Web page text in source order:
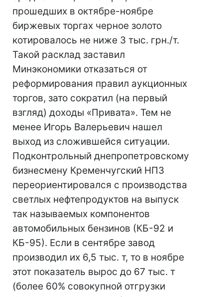
прошедших в октябре-ноябре
биржевых торгах черное золото
котировалось не ниже 3 тыс. грн./т.
Такой расклад заставил
Минэкономики отказаться от
реформирования правил аукционных
торгов, зато сократил (на первый
взгляд) доходы «Привата». Тем не
менее Игорь Валерьевич нашел
выход из сложившейся ситуации.
Подконтрольный днепропетровскому
бизнесмену Кременчугский НПЗ
переориентировался с производства
светлых нефтепродуктов на выпуск
так называемых компонентов
автомобильных бензинов (КБ-92 и
КБ-95). Если в сентябре завод
производил их 6,5 тыс. т, то в ноябре
этот показатель вырос до 67 тыс. т
(более 60% совокупной отгрузки